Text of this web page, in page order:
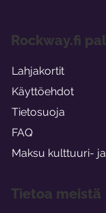
Rockway.fi
Lahjakortit
Käyttöehdot
Tietosuoja
FAQ
Maksu kulttuuri-
Tietoa meistä